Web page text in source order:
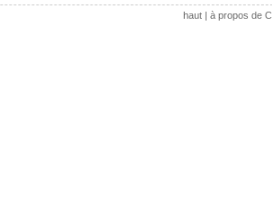
haut| à propos de